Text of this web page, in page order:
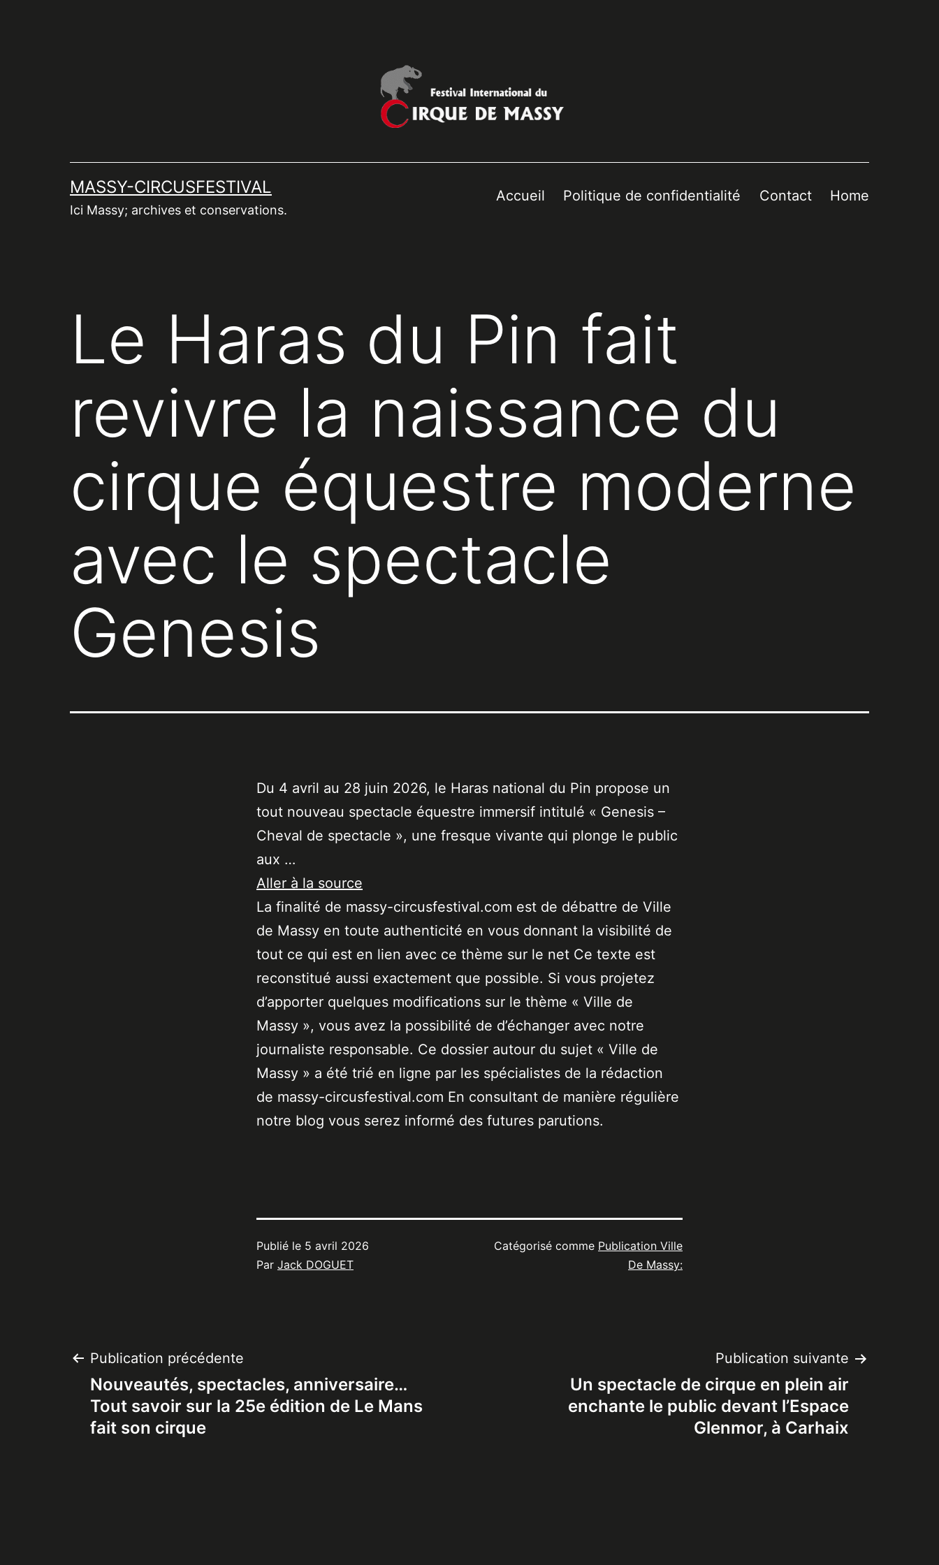
MASSY-CIRCUSFESTIVAL
Ici Massy; archives et conservations.
Accueil Politique de confidentialité Contact Home
Le Haras du Pin fait
revivre la naissance du
cirque équestre moderne
avec le spectacle
Genesis
Du 4 avril au 28 juin 2026, le Haras national du Pin propose un
tout nouveau spectacle équestre immersif intitulé « Genesis –
Cheval de spectacle », une fresque vivante qui plonge le public
aux …
Aller à la source
La finalité de massy-circusfestival.com est de débattre de Ville
de Massy en toute authenticité en vous donnant la visibilité de
tout ce qui est en lien avec ce thème sur le net Ce texte est
reconstitué aussi exactement que possible. Si vous projetez
d’apporter quelques modifications sur le thème « Ville de
Massy », vous avez la possibilité de d’échanger avec notre
journaliste responsable. Ce dossier autour du sujet « Ville de
Massy » a été trié en ligne par les spécialistes de la rédaction
de massy-circusfestival.com En consultant de manière régulière
notre blog vous serez informé des futures parutions.
Publié le 5 avril 2026
Par Jack DOGUET
Catégorisé comme Publication Ville
De Massy:
Navigation
de
Publication précédente
Nouveautés, spectacles, anniversaire…
Tout savoir sur la 25e édition de Le Mans
fait son cirque
Publication suivante
Un spectacle de cirque en plein air
enchante le public devant l’Espace
Glenmor, à Carhaix